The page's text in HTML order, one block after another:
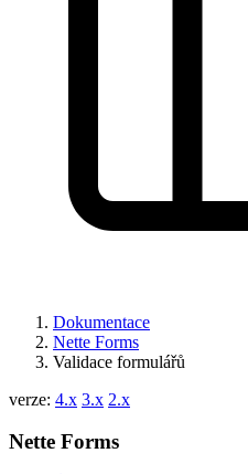
Dokumentace
Nette Forms
Validace formulářů
verze: 4.x 3.x 2.x
Nette Forms